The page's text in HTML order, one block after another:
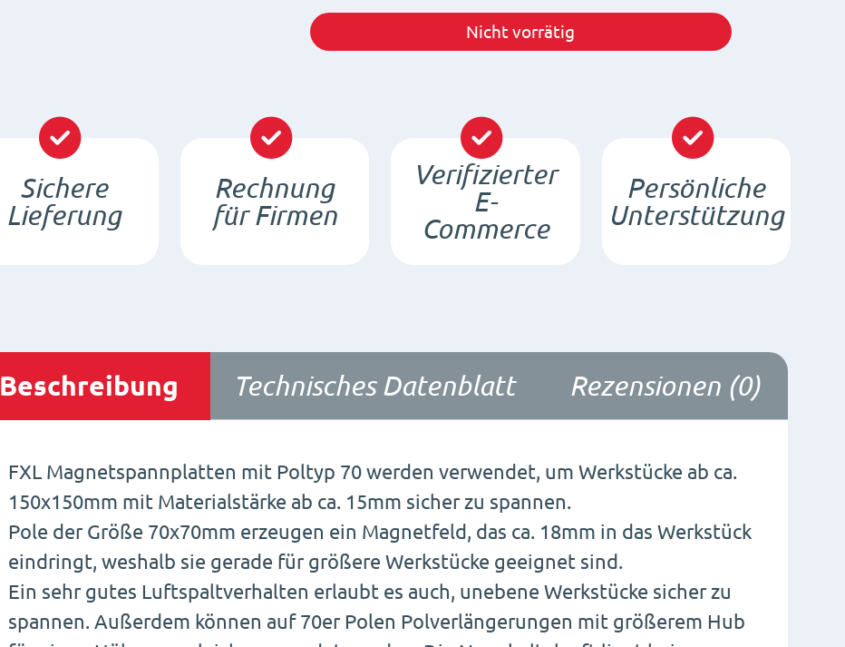
Nicht vorrätig
Sichere
Lieferung
Rechnung
für Firmen
Verifizierter
E-
Commerce
Persönliche
Unterstützung
Beschreibung Technisches Datenblatt Rezensionen (0)
FXL Magnetspannplatten mit Poltyp 70 werden verwendet, um Werkstücke ab ca.
150x150mm mit Materialstärke ab ca. 15mm sicher zu spannen.
Pole der Größe 70x70mm erzeugen ein Magnetfeld, das ca. 18mm in das Werkstück
eindringt, weshalb sie gerade für größere Werkstücke geeignet sind.
Ein sehr gutes Luftspaltverhalten erlaubt es auch, unebene Werkstücke sicher zu
spannen. Außerdem können auf 70er Polen Polverlängerungen mit größerem Hub